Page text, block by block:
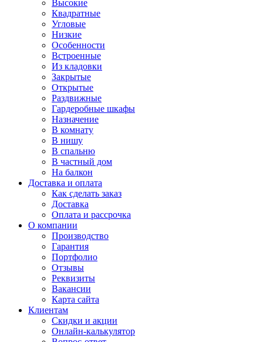
Высокие
Квадратные
Угловые
Низкие
Особенности
Встроенные
Из кладовки
Закрытые
Открытые
Раздвижные
Гардеробные шкафы
Назначение
В комнату
В нишу
В спальню
В частный дом
На балкон
Доставка и оплата
Как сделать заказ
Доставка
Оплата и рассрочка
О компании
Производство
Гарантия
Портфолио
Отзывы
Реквизиты
Вакансии
Карта сайта
Клиентам
Скидки и акции
Онлайн-калькулятор